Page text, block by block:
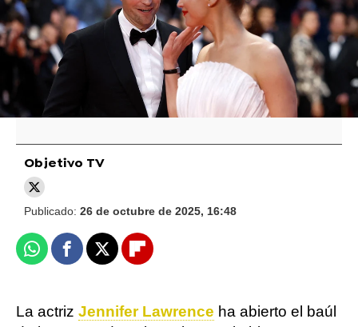
"Nos quedamos viéndolo comer esa
porquería"
Objetivo TV
Publicado: 26 de octubre de 2025, 16:48
WhatsappFacebook
X Flipboard
La actriz Jennifer Lawrence ha abierto el baúl